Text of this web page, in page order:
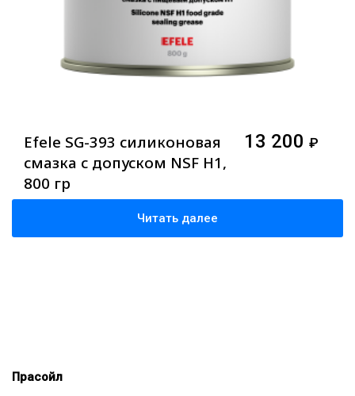
Efele SG-393 силиконовая
смазка с допуском NSF H1,
800 гр
13 200 ₽
Читать далее
Прасойл